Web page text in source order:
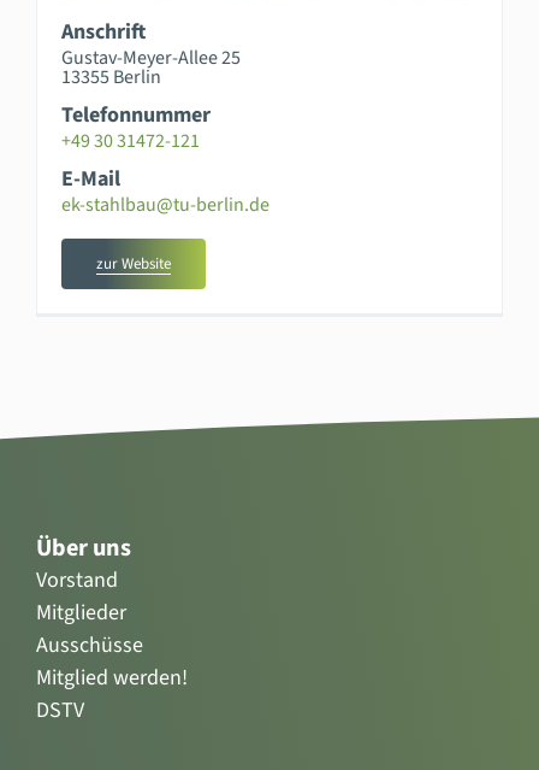
Anschrift
Gustav-Meyer-Allee 25
13355 Berlin
Telefonnummer
+49 30 31472-121
E-Mail
ek-stahlbau@tu-berlin.de
zur Website
Über uns
Vorstand
Mitglieder
Ausschüsse
Mitglied werden!
DSTV